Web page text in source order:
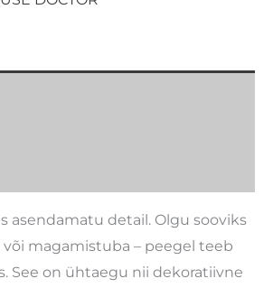
asendamatu detail. Olgu sooviks
magamistuba – peegel teeb
See on ühtaegu nii dekoratiivne